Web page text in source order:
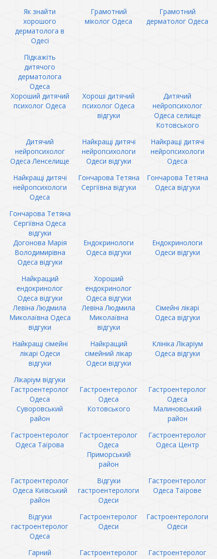
Як знайти
хорошого
дерматолога в
Одесі
Грамотний
міколог Одеса
Грамотний
дерматолог Одеса
Підкажіть
дитячого
дерматолога
Одеса
Хороший дитячий
психолог Одеса
Хороші дитячий
психолог Одеса
відгуки
Дитячий
нейропсихолог
Одеса селище
Котовського
Дитячий
нейропсихолог
Одеса Ленселище
Найкращі дитячі
нейропсихологи
Одеси відгуки
Найкращі дитячі
нейропсихологи
Одеса
Найкращі дитячі
нейропсихологи
Одеса
Гончарова Тетяна
Сергіївна відгуки
Гончарова Тетяна
Одеса відгуки
Гончарова Тетяна
Сергіївна Одеса
відгуки
Догонова Марія
Володимирівна
Одеса відгуки
Ендокринологи
Одеса відгуки
Ендокринологи
Одеси відгуки
Найкращий
ендокринолог
Одеса відгуки
Хороший
ендокринолог
Одеса відгуки
Левіна Людмила
Миколаївна Одеса
відгуки
Левіна Людмила
Миколаївна
відгуки
Сімейні лікарі
Одеса відгуки
Найкращі сімейні
лікарі Одеси
відгуки
Найкращий
сімейний лікар
Одеси відгуки
Клініка Лікаріум
Одеса відгуки
Лікаріум відгуки
Гастроентеролог
Одеса
Суворовський
район
Гастроентеролог
Одеса
Котовського
Гастроентеролог
Одеса
Малиновський
район
Гастроентеролог
Одеса Таїрова
Гастроентеролог
Одеса
Приморський
район
Гастроентеролог
Одеса Центр
Гастроентеролог
Одеса Київський
район
Відгуки
гастроентерологи
Одеси
Гастроентеролог
Одеса Таїрове
Відгуки
гастроентеролог
Одеса
Гастроентеролог
Одеси
Гастроентерологи
Одеси
Гарний
Гастроентеролог
Гастроентеролог